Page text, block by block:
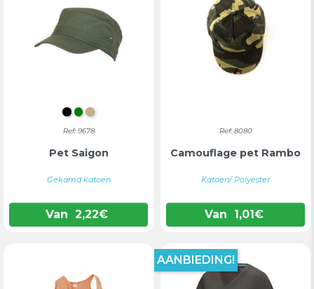
ZWART
GROEN
KAKI
Ref: 9678
Pet Saigon
Gekamd katoen
Van 2,22€
Ref: 8080
Camouflage pet Rambo
Katoen/ Polyester
Van 1,01€
AANBIEDING!